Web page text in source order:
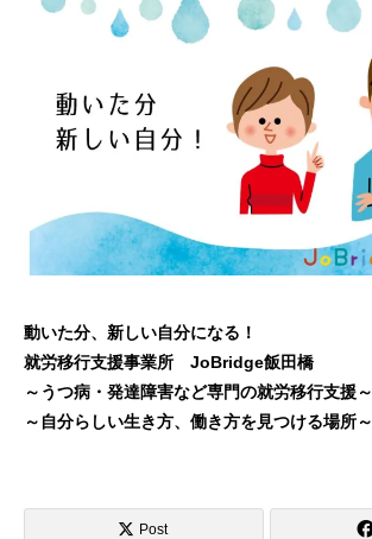
動いた分、新しい自分になる！
就労移行支援事業所 JoBridge飯田橋
～うつ病・発達障害など専門の就労移行支援～
～自分らしい生き方、働き方を見つける場所～
Post